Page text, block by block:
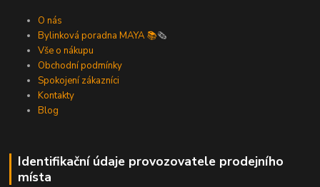
O nás
Bylinková poradna MAYA 📚🗞️
Vše o nákupu
Obchodní podmínky
Spokojení zákazníci
Kontakty
Blog
Identifikační údaje provozovatele prodejního
místa